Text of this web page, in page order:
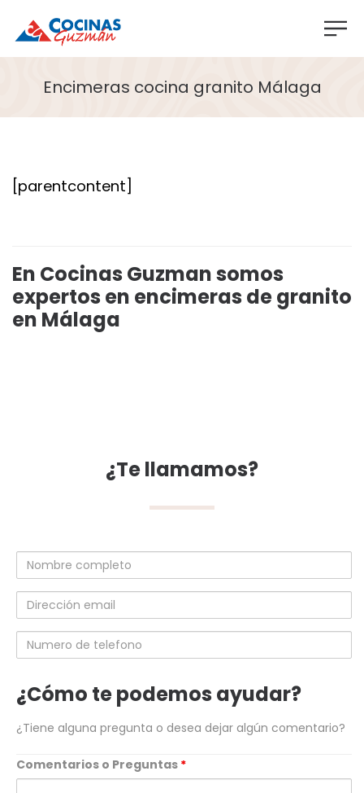
Encimeras cocina granito Málaga
[parentcontent]
En Cocinas Guzman somos
expertos en encimeras de granito
en Málaga
¿Te llamamos?
Nombre
completo
Dirección
email
Numero
de
¿Cómo te podemos ayudar?
¿Tiene alguna pregunta o desea dejar algún comentario?
Comentarios o Preguntas *